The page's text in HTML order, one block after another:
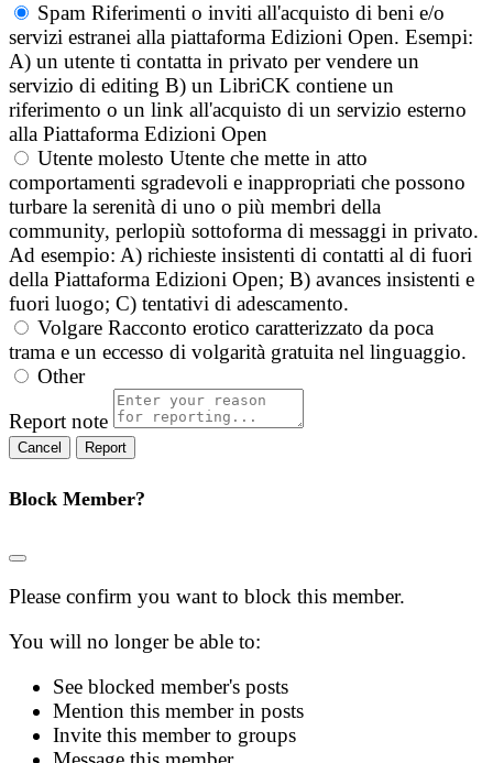
Spam Riferimenti o inviti all'acquisto di beni e/o
servizi estranei alla piattaforma Edizioni Open. Esempi:
A) un utente ti contatta in privato per vendere un
servizio di editing B) un LibriCK contiene un
riferimento o un link all'acquisto di un servizio esterno
alla Piattaforma Edizioni Open
Utente molesto Utente che mette in atto
comportamenti sgradevoli e inappropriati che possono
turbare la serenità di uno o più membri della
community, perlopiù sottoforma di messaggi in privato.
Ad esempio: A) richieste insistenti di contatti al di fuori
della Piattaforma Edizioni Open; B) avances insistenti e
fuori luogo; C) tentativi di adescamento.
Volgare Racconto erotico caratterizzato da poca
trama e un eccesso di volgarità gratuita nel linguaggio.
Other
Report note
Report
Block Member?
Please confirm you want to block this member.
You will no longer be able to:
See blocked member's posts
Mention this member in posts
Invite this member to groups